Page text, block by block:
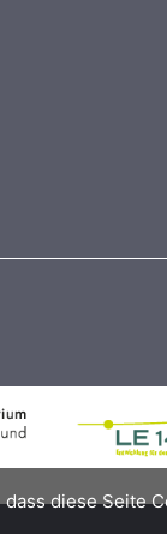
dass diese Seite